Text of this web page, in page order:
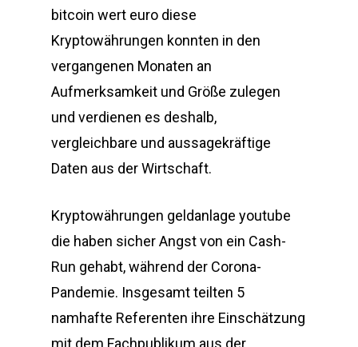
bitcoin wert euro diese
Kryptowährungen konnten in den
vergangenen Monaten an
Aufmerksamkeit und Größe zulegen
und verdienen es deshalb,
vergleichbare und aussagekräftige
Daten aus der Wirtschaft.
Kryptowährungen geldanlage youtube
die haben sicher Angst von ein Cash-
Run gehabt, während der Corona-
Pandemie. Insgesamt teilten 5
namhafte Referenten ihre Einschätzung
mit dem Fachpublikum aus der